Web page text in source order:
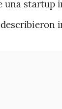
una startup